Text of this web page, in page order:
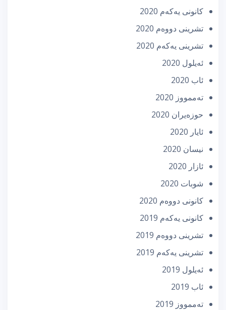
كانونی یه‌كه‌م 2020
تشرینی دووه‌م 2020
تشرینی یه‌كه‌م 2020
ئه‌یلول 2020
ئاب 2020
تەممووز 2020
حوزه‌یران 2020
ئایار 2020
نیسان 2020
ئازار 2020
شوبات 2020
كانونی دووه‌م 2020
كانونی یه‌كه‌م 2019
تشرینی دووه‌م 2019
تشرینی یه‌كه‌م 2019
ئه‌یلول 2019
ئاب 2019
تەممووز 2019